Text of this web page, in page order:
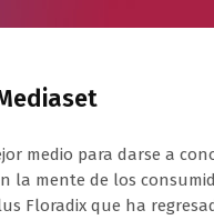
medio para darse a
la mente de los
Floradix que ha